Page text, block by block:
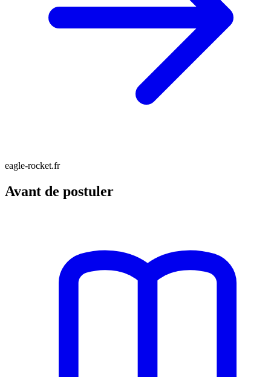
eagle-rocket.fr
Avant de postuler